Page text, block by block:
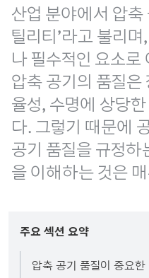
산업 분야에서 압축
틸리티’라고 불리
나 필수적인 요소
압축 공기의 품질은
율성, 수명에 상당
다. 그렇기 때문에
공기 품질을 규정
을 이해하는 것은
주요 섹션 요약
압축 공기 품질이 중요한